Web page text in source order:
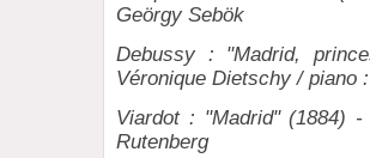
Geörgy Sebök
Debussy : "Madrid,
Véronique Dietschy / piano
Viardot : "Madrid" (1884)
Rutenberg